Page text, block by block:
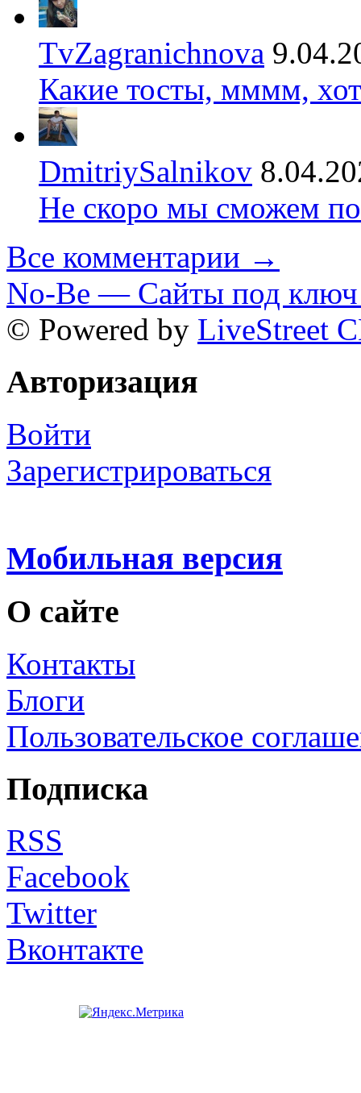
TvZagranichnova
Какие тосты, мммм,
DmitriySalnikov
Не скоро мы сможем
Все комментарии →
No-Be — Сайты под ключ
© Powered by LiveStreet
Авторизация
Войти
Зарегистрироваться
Мобильная версия
О сайте
Контакты
Блоги
Пользовательское
Подписка
RSS
Facebook
Twitter
Вконтакте